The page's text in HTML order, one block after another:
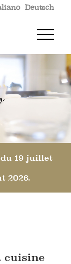
Deutsch
19 juillet
2026.
cuisine